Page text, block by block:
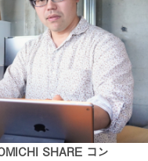
SHARE コン